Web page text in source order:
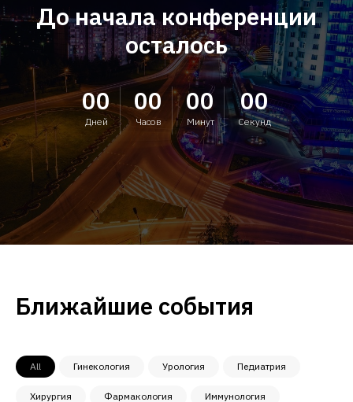
До начала конференции
осталось
00
Дней
00
Часов
00
Минут
00
Секунд
Ближайшие события
All Гинекология Урология Педиатрия
Хирургия Фармакология Иммунология